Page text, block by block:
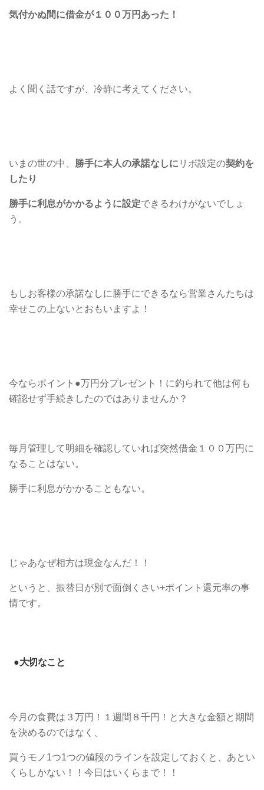
気付かぬ間に借金が１００万円あった！
よく聞く話ですが、冷静に考えてください。
いまの世の中、 勝手に本人の承諾なしに リボ設定の契約を
したり
勝手に利息がかかるように設定できるわけがないでしょ
う。
もしお客様の承諾なしに勝手にできるなら営業さんたちは
幸せこの上ないとおもいますよ！
今ならポイント●万円分プレゼント！に釣られて他は何も
確認せず手続きしたのではありませんか？
毎月管理して明細を確認していれば突然借金１００万円に
なることはない。
勝手に利息がかかることもない。
じゃあなぜ相方は現金なんだ！！
というと、振替日が別で面倒くさい+ポイント還元率の事
情です。
●大切なこと
今月の食費は３万円！１週間８千円！と大きな金額と期間
を決めるのではなく、
買うモノ1つ1つの値段のラインを設定しておくと、あとい
くらしかない！！今日はいくらまで！！